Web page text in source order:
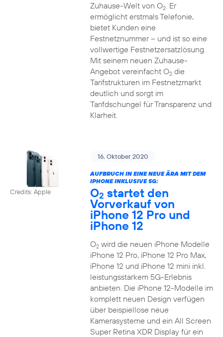
Zuhause-Welt von O2. Er
ermöglicht erstmals Telefonie,
bietet Kunden eine
Festnetznummer – und ist so eine
vollwertige Festnetzersatzlösung.
Mit seinem neuen Zuhause-
Angebot vereinfacht O2die
Tarifstrukturen im Festnetzmarkt
deutlich und sorgt im
Tarifdschungel für Transparenz und
Klarheit.
Credits: Apple
16. Oktober 2020
AUFBRUCH IN EINE NEUE ÄRA MIT DEM
IPHONE INKLUSIVE 5G:
O2 startet den
Vorverkauf von
iPhone 12 Pro und
iPhone 12
O2wird die neuen iPhone Modelle
iPhone 12 Pro, iPhone 12 Pro Max,
iPhone 12 und iPhone 12 mini inkl.
leistungsstarkem 5G-Erlebnis
anbieten. Die iPhone 12-Modelle im
komplett neuen Design verfügen
über beispiellose neue
Kamerasysteme und ein All Screen
Super Retina XDR Display für ein